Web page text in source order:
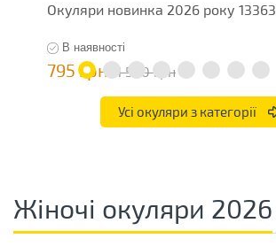
Окуляри новинка 2026 року 13363
В наявності
795 грн 1 590 грн
Усі окуляри з категорії
Жіночі окуляри 2026